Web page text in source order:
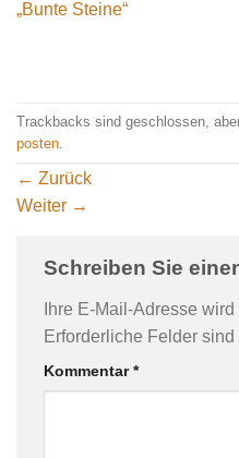
„Bunte Steine“
Trackbacks sind geschlossen,
posten
← Zurück
Weiter →
Schreiben Sie
Ihre E-Mail-Adresse
Erforderliche Felder sind
Kommentar*